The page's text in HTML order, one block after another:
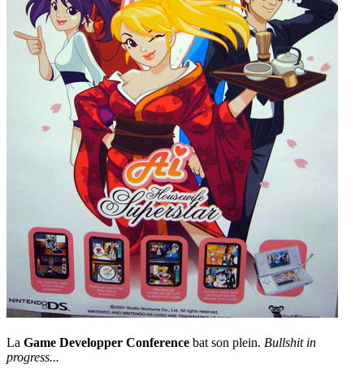
La Game Developper Conference bat son plein. Bullshit in
progress...